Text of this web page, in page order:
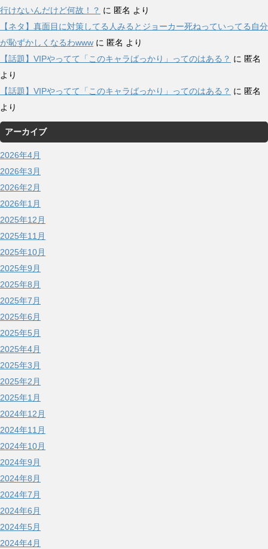
行けないんだけど何故！？ に 匿名 より
【ネタ】真面目に対策してる人みるとジョーカー死ねっていってる自分
が恥ずかしくなるわwww に 匿名 より
【話題】VIPやってて「このキャラばっかり」ってのはある？ に 匿名
より
【話題】VIPやってて「このキャラばっかり」ってのはある？ に 匿名
より
アーカイブ
2026年4月
2026年3月
2026年2月
2026年1月
2025年12月
2025年11月
2025年10月
2025年9月
2025年8月
2025年7月
2025年6月
2025年5月
2025年4月
2025年3月
2025年2月
2025年1月
2024年12月
2024年11月
2024年10月
2024年9月
2024年8月
2024年7月
2024年6月
2024年5月
2024年4月